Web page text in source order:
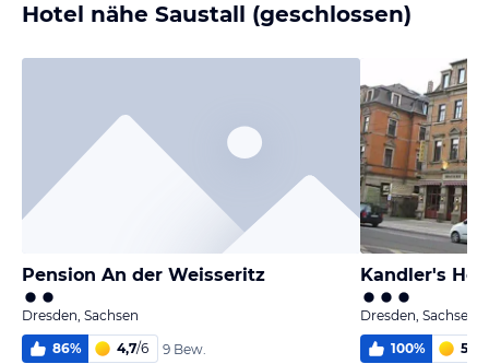
Hotel nähe Saustall (geschlossen)
Pension An der Weisseritz
Dresden, Sachsen
86% 4,7/6 9 Bew.
Kandler's
Dresden, Sachsen
100% 5,2